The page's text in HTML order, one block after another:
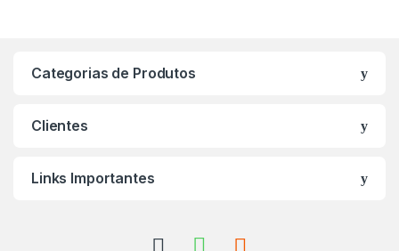
Categorias de Produtos
Clientes
Links Importantes